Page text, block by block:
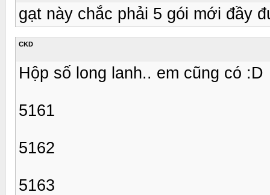
gạt này chắc phải 5 gói mới đầy
CKD
Hộp số long lanh.. em cũng có :D
5161
5162
5163